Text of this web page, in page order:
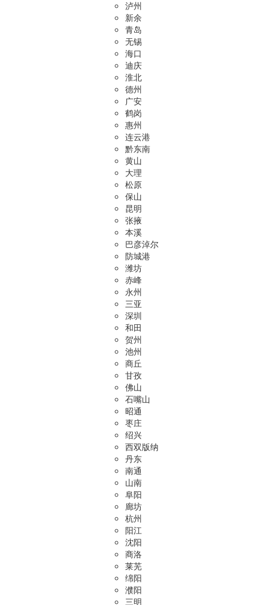
泸州
新余
青岛
无锡
海口
迪庆
淮北
德州
广安
鹤岗
惠州
连云港
黔东南
黄山
大理
松原
保山
昆明
张掖
本溪
巴彦淖尔
防城港
潍坊
赤峰
永州
三亚
深圳
和田
贺州
池州
商丘
甘孜
佛山
石嘴山
昭通
枣庄
绍兴
西双版纳
丹东
南通
山南
阜阳
廊坊
杭州
阳江
沈阳
商洛
莱芜
绵阳
濮阳
三明